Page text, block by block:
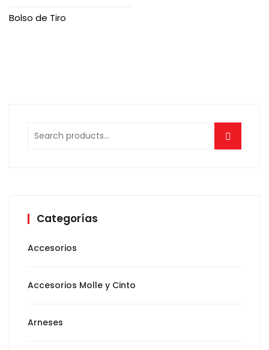
Bolso de Tiro
Search
for:
Categorías
Accesorios
Accesorios Molle y Cinto
Arneses